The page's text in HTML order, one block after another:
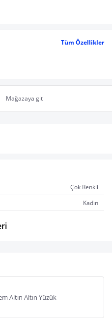
Tüm Özellikler
Mağazaya git
Çok Renkli
Kadın
Altın Altın Yüzük